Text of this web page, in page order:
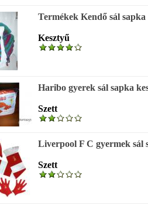
Termékek Kendő sál
Kesztyű
Haribo gyerek sál sapka
Szett
Liverpool F C gyermek sál
Szett